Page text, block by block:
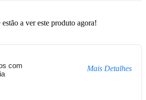
estão a ver este produto agora!
com
Mais Detalhes